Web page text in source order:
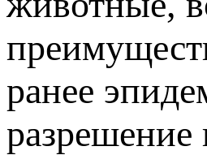
ранее